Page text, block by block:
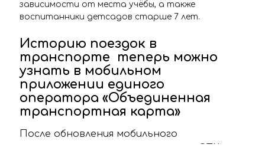
зависимости от места учёбы, а также
воспитанники детсадов старше 7 лет.
Историю поездок в
транспорте теперь можно
узнать в мобильном
приложении единого
оператора «Объединенная
транспортная карта»
После обновления мобильного